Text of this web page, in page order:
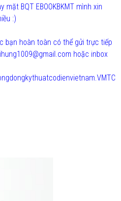
BQT EBOOKBKMT mình xin
:)
bạn hoàn toàn có thể gửi trực tiếp
hoặc inbox